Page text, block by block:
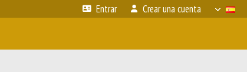
Entrar Crear una cuenta